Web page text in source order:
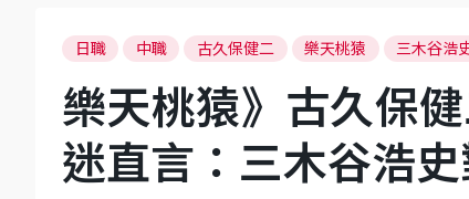
日職 中職 古久保健二 樂天桃猿 三木谷浩
樂天桃猿》古久保
迷直言：三木谷浩